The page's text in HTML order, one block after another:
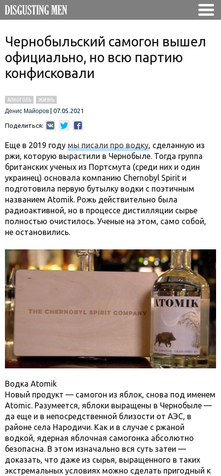
Чернобыльский самогон вышел
официально, но всю партию
конфисковали
АЛКОГОЛЬ
ЖИЗНЬ
Денис Майоров
07.05.2021
Поделиться:
Еще в 2019 году мы писали про водку, сделанную из
ржи, которую вырастили в Чернобыле. Тогда группа
британских ученых из Портсмута (среди них и один
украинец) основала компанию Chernobyl Spirit и
подготовила первую бутылку водки с поэтичным
названием Atomik. Рожь действительно была
радиоактивной, но в процессе дистилляции сырье
полностью очистилось. Ученые на этом, само собой,
не остановились.
Водка Atomik
Новый продукт — самогон из яблок, снова под именем
Atomic. Разумеется, яблоки выращены в Чернобыле —
да еще и в непосредственной близости от АЭС, в
районе села Народичи. Как и в случае с ржаной
водкой, ядерная яблочная самогонка абсолютно
безопасна. В этом изначально вся суть затеи —
доказать, что даже из сырья, выращенного в таких
экстремальных условиях можно сделать пригодный к